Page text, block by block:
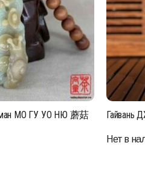
МО ГУ УО НЮ 蘑菇
Нет в